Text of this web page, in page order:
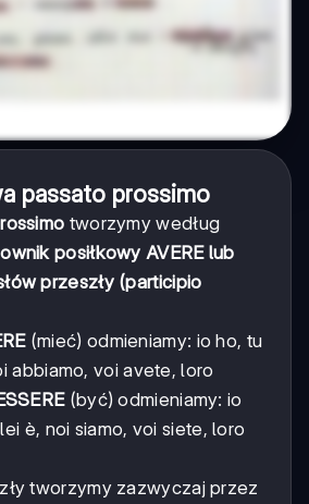
passato prossimo
tworzymy według
posiłkowy AVERE lub
przeszły (participio
(mieć) odmieniamy: io ho, tu
abbiamo, voi avete, loro
(być) odmieniamy: io
è, noi siamo, voi siete, loro
tworzymy zazwyczaj przez